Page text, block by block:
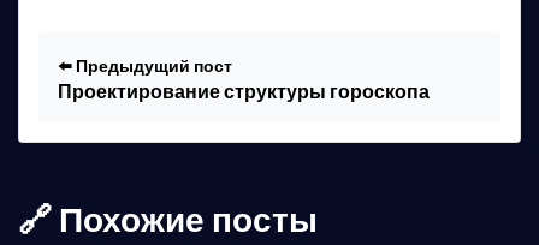
⬅️ Предыдущий пост
Проектирование структуры гороскопа
🔗 Похожие посты